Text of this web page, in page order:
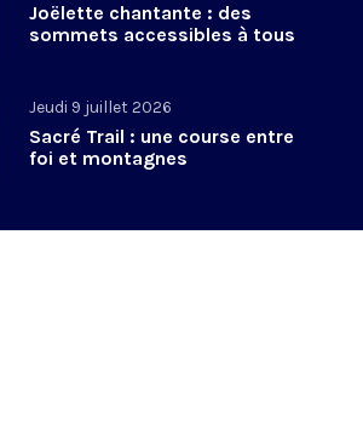
Joëlette chantante : des
sommets accessibles à tous
Jeudi 9 juillet 2026
Sacré Trail : une course entre
foi et montagnes